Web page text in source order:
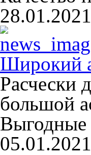
28.01.2021
Широкий
Расчески
большой
05.01.2021